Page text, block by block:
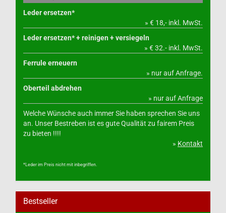
Leder ersetzen*
» € 18,- inkl. MwSt.
Leder ersetzen* + reinigen + versiegeln
» € 32.- inkl. MwSt.
Ferrule erneuern
» nur auf Anfrage.
Oberteil abdrehen
» nur auf Anfrage
Welche Wünsche auch immer Sie haben sprechen Sie uns
an. Unser Bestreben ist es gute Qualität zu fairem Preis
zu bieten !!!!
» Kontakt
*Leder im Preis nicht mit inbegriffen.
Bestseller